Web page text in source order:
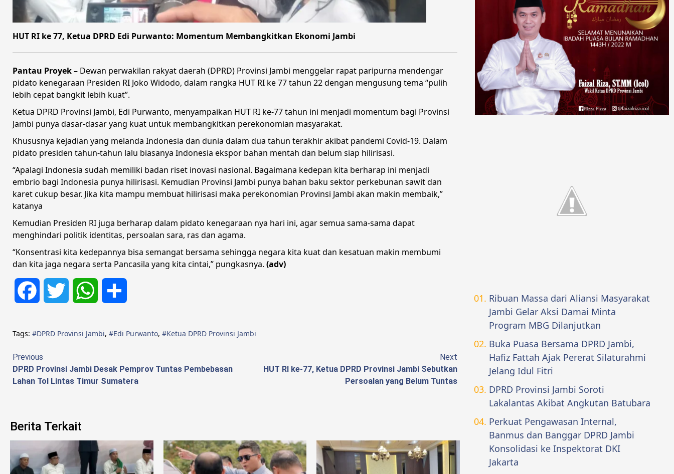
HUT RI ke 77, Ketua DPRD Edi Purwanto: Momentum Membangkitkan Ekonomi Jambi
Pantau Proyek – Dewan perwakilan rakyat daerah (DPRD) Provinsi Jambi menggelar rapat paripurna mendengar
pidato kenegaraan Presiden RI Joko Widodo, dalam rangka HUT RI ke 77 tahun 22 dengan mengusung tema “pulih
lebih cepat bangkit lebih kuat”.
Ketua DPRD Provinsi Jambi, Edi Purwanto, menyampaikan HUT RI ke-77 tahun ini menjadi momentum bagi Provinsi
Jambi punya dasar-dasar yang kuat untuk membangkitkan perekonomian masyarakat.
Khususnya kejadian yang melanda Indonesia dan dunia dalam dua tahun terakhir akibat pandemi Covid-19. Dalam
pidato presiden tahun-tahun lalu biasanya Indonesia ekspor bahan mentah dan belum siap hilirisasi.
“Apalagi Indonesia sudah memiliki badan riset inovasi nasional. Bagaimana kedepan kita berharap ini menjadi
embrio bagi Indonesia punya hilirisasi. Kemudian Provinsi Jambi punya bahan baku sektor perkebunan sawit dan
karet cukup besar. Jika kita mampu membuat hilirisasi maka perekonomian Provinsi Jambi akan makin membaik,”
katanya
Kemudian Presiden RI juga berharap dalam pidato kenegaraan nya hari ini, agar semua sama-sama dapat
menghindari politik identitas, persoalan sara, ras dan agama.
“Konsentrasi kita kedepannya bisa semangat bersama sehingga negara kita kuat dan kesatuan makin membumi
dan kita jaga negara serta Pancasila yang kita cintai,” pungkasnya. (adv)
Facebook Twitter WhatsApp
Tags: #DPRD Provinsi Jambi, #Edi Purwanto, #Ketua DPRD Provinsi Jambi
Continue
Reading
Previous
DPRD Provinsi Jambi Desak Pemprov Tuntas Pembebasan
Lahan Tol Lintas Timur Sumatera
Next
HUT RI ke-77, Ketua DPRD Provinsi Jambi Sebutkan
Persoalan yang Belum Tuntas
Berita Terkait
Ribuan Massa dari Aliansi Masyarakat
Jambi Gelar Aksi Damai Minta
Program MBG Dilanjutkan
Buka Puasa Bersama DPRD Jambi,
Hafiz Fattah Ajak Pererat Silaturahmi
Jelang Idul Fitri
DPRD Provinsi Jambi Soroti
Lakalantas Akibat Angkutan Batubara
Perkuat Pengawasan Internal,
Banmus dan Banggar DPRD Jambi
Konsolidasi ke Inspektorat DKI
Jakarta